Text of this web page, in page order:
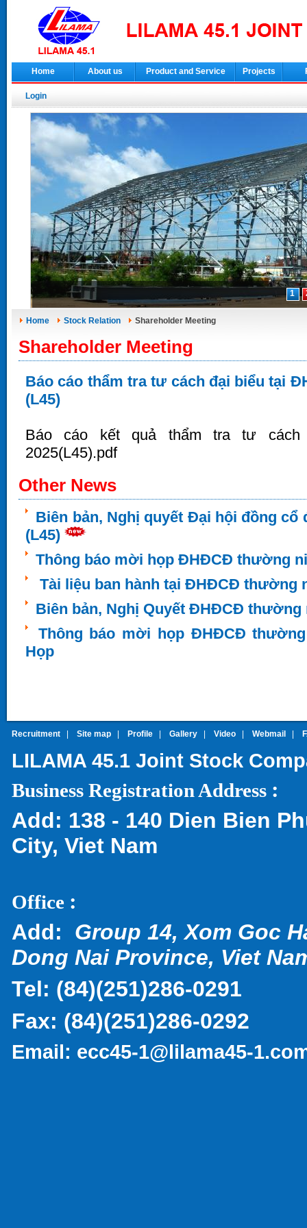
Home About us Product and Service Projects
Login
1
Home Stock Relation Shareholder Meeting
Shareholder Meeting
Báo cáo thẩm tra tư cách đại biểu tại
(L45)
Báo cáo kết quả thẩm tra tư
2025(L45).pdf
Other News
Biên bản, Nghị quyết Đại hội đồng cổ
(L45)
Thông báo mời họp ĐHĐCĐ thường
Tài liệu ban hành tại ĐHĐCĐ thường
Biên bản, Nghị Quyết ĐHĐCĐ thường
Thông báo mời họp ĐHĐCĐ
Họp
Recruitment Site map Profile Gallery Video Webmail
LILAMA 45.1 Joint Stock
Business Registration Address :
Add: 138 - 140 Dien Bien
City, Viet Nam
Office :
Add: Group 14, Xom Goc
Dong Nai Province, Viet
Tel: (84)(251)286-0291
Fax: (84)(251)286-0292
Email: ecc45-1@lilama45-